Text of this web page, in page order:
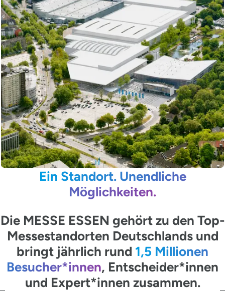
Ein Standort. Unendliche
Möglichkeiten.
Die MESSE ESSEN gehört zu den Top-
Messestandorten Deutschlands und
bringt jährlich rund 1,5 Millionen
Besucher*innen, Entscheider*innen
und Expert*innen zusammen.